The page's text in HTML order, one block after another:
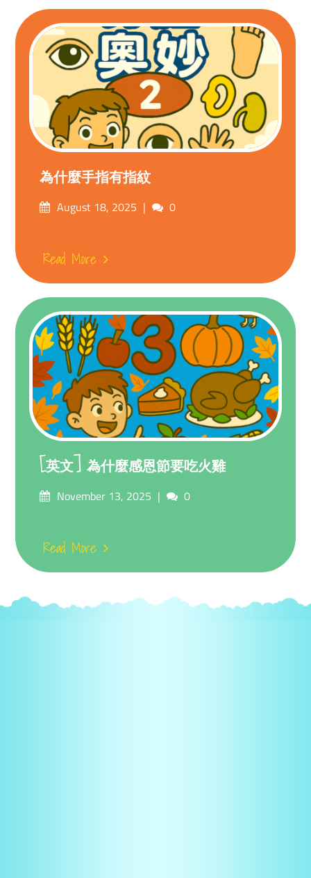
為什麼手指有指紋
PostedAugust 18, 2025 Comments
0
Read More
[英文] 為什麼感恩節要吃火雞
PostedNovember 13, 2025 Comments
0
Read More